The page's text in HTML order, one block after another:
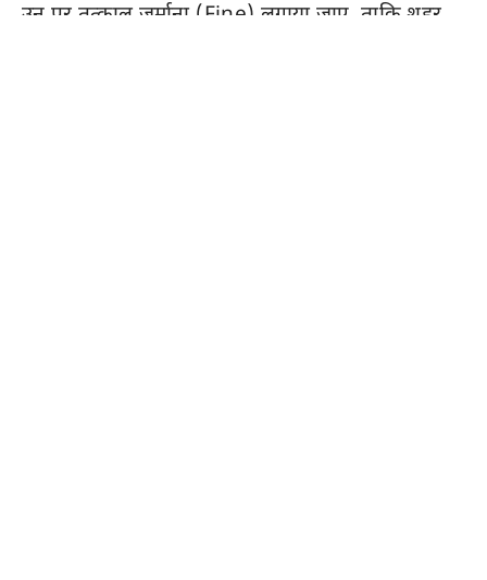
उन पर तत्काल जुर्माना (Fine) लगाया जाए, ताकि शहर